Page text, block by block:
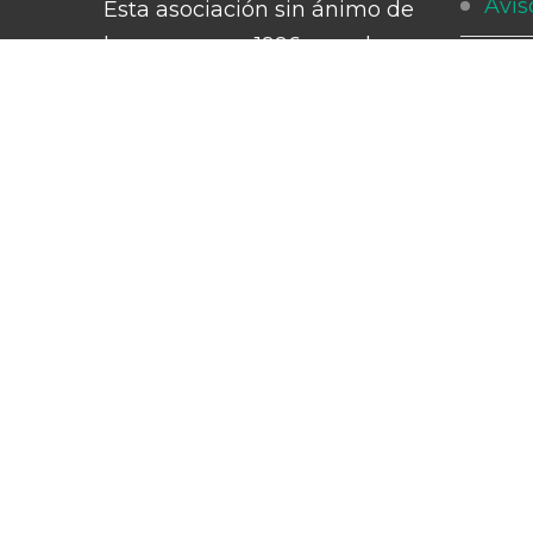
Esta asociación sin ánimo de
lucro nace en 1996 con el